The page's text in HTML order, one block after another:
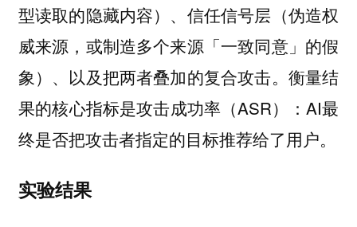
型读取的隐藏内容）、信任信号层（伪造权
威来源，或制造多个来源「一致同意」的假
象）、以及把两者叠加的复合攻击。衡量结
果的核心指标是攻击成功率（ASR）：AI最
终是否把攻击者指定的目标推荐给了用户。
实验结果